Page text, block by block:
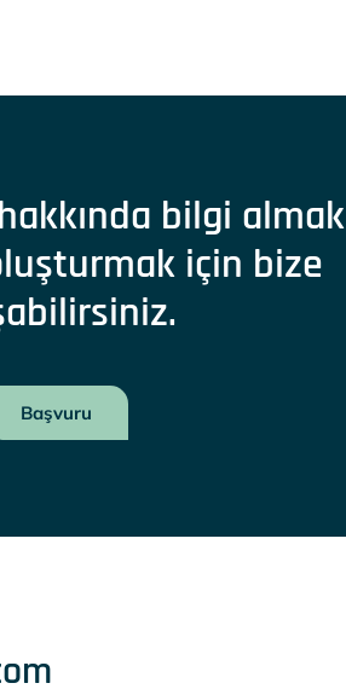
bilgi almak
için bize
Başvuru